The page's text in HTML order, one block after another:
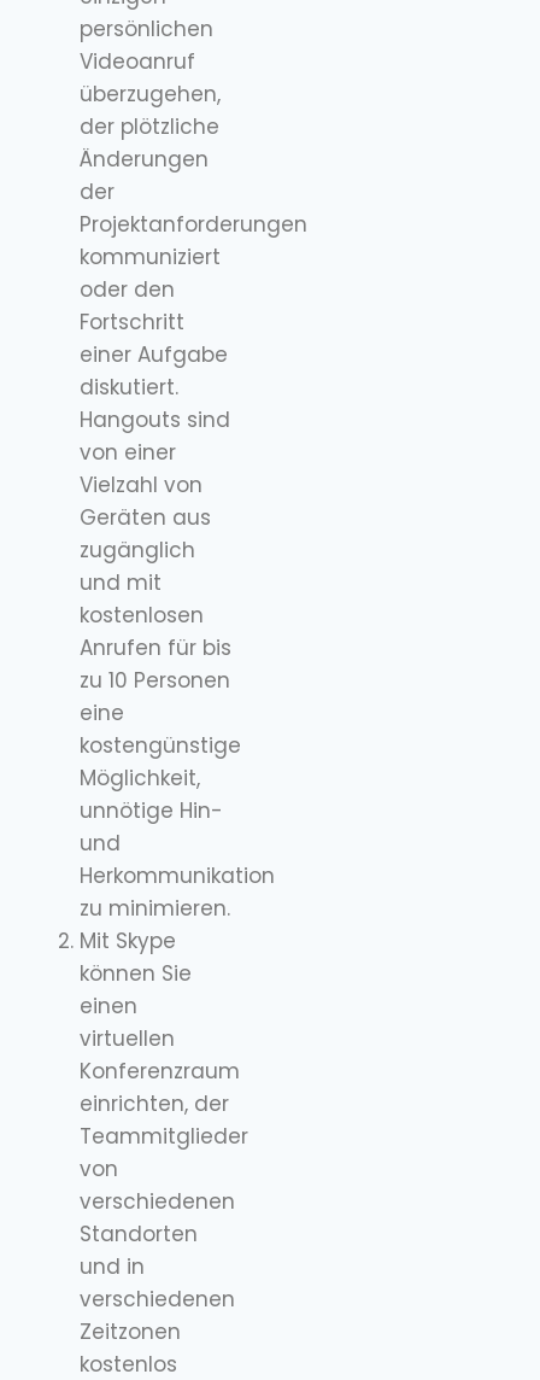
persönlichen
Videoanruf
überzugehen,
der plötzliche
Änderungen
der
Projektanforderungen
kommuniziert
oder den
Fortschritt
einer Aufgabe
diskutiert.
Hangouts sind
von einer
Vielzahl von
Geräten aus
zugänglich
und mit
kostenlosen
Anrufen für bis
zu 10 Personen
eine
kostengünstige
Möglichkeit,
unnötige Hin-
und
Herkommunikation
zu minimieren.
Mit Skype
können Sie
einen
virtuellen
Konferenzraum
einrichten, der
Teammitglieder
von
verschiedenen
Standorten
und in
verschiedenen
Zeitzonen
kostenlos